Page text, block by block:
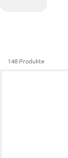
148 Produkte